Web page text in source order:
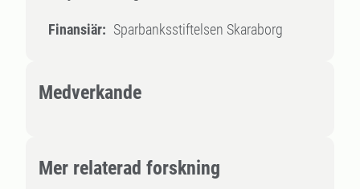
Finansiär: Sparbanksstiftelsen Skaraborg
Medverkande
Mer relaterad forskning